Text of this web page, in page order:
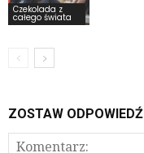
Czekolada z
całego świata
ZOSTAW ODPOWIEDŹ